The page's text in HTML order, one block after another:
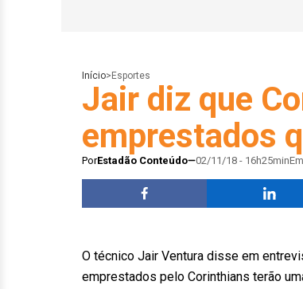
Início> Esportes
Jair diz que
emprestados
PorEstadão Conteúdo 02/11/18 - 16h25minEm
O técnico Jair Ventura disse em
emprestados pelo Corinthians terão